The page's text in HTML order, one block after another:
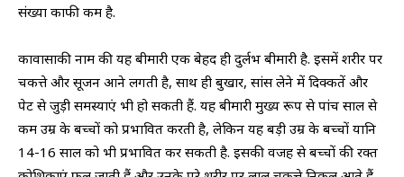
संख्या काफी कम है.
कावासाकी नाम की यह बीमारी एक बेहद ही दुर्लभ बीमारी है. इसमें शरीर पर
चकत्ते और सूजन आने लगती है, साथ ही बुखार, सांस लेने में दिक्कतें और
पेट से जुड़ी समस्याएं भी हो सकती हैं. यह बीमारी मुख्य रूप से पांच साल से
कम उम्र के बच्चों को प्रभावित करती है, लेकिन यह बड़ी उम्र के बच्चों यानि
14-16 साल को भी प्रभावित कर सकती है. इसकी वजह से बच्चों की रक्त